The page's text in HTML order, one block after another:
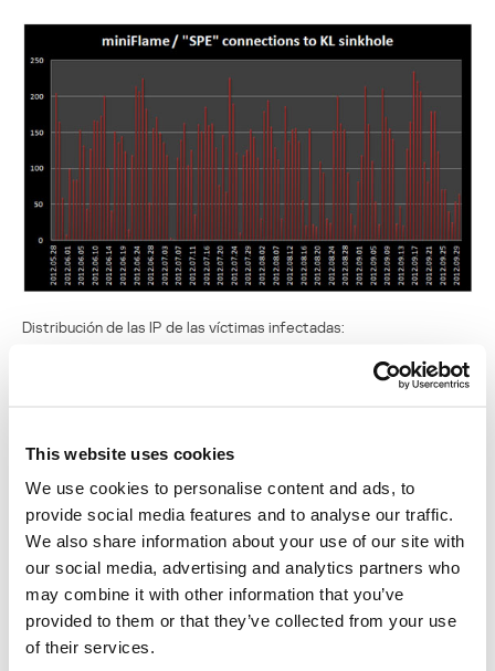
This website uses cookies
We use cookies to personalise content and ads, to
provide social media features and to analyse our traffic.
We also share information about your use of our site with
our social media, advertising and analytics partners who
may combine it with other information that you’ve
provided to them or that they’ve collected from your use
of their services.
Distribución de las IP de las víctimas infectadas: